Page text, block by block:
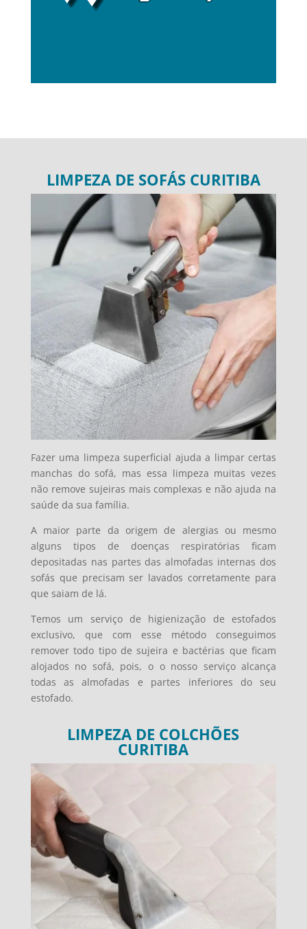
LIMPEZA DE SOFÁS CURITIBA
Fazer uma limpeza superficial ajuda a limpar certas
manchas do sofá, mas essa limpeza muitas vezes
não remove sujeiras mais complexas e não ajuda na
saúde da sua família.
A maior parte da origem de alergias ou mesmo
alguns tipos de doenças respiratórias ficam
depositadas nas partes das almofadas internas dos
sofás que precisam ser lavados corretamente para
que saiam de lá.
Temos um serviço de higienização de estofados
exclusivo, que com esse método conseguimos
remover todo tipo de sujeira e bactérias que ficam
alojados no sofá, pois, o o nosso serviço alcança
todas as almofadas e partes inferiores do seu
estofado.
LIMPEZA DE COLCHÕES
CURITIBA